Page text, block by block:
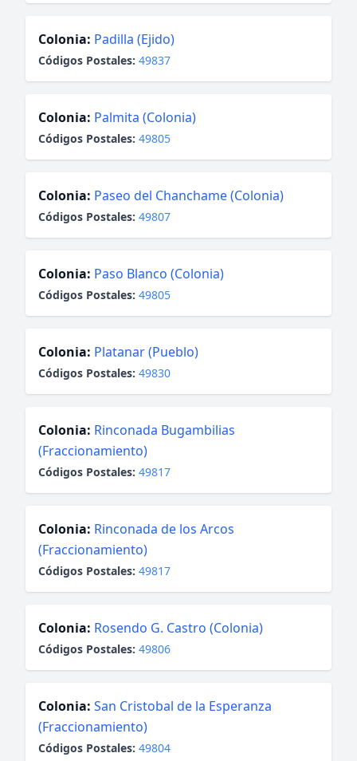
Colonia: Padilla (Ejido)
Códigos Postales: 49837
Colonia: Palmita (Colonia)
Códigos Postales: 49805
Colonia: Paseo del Chanchame (Colonia)
Códigos Postales: 49807
Colonia: Paso Blanco (Colonia)
Códigos Postales: 49805
Colonia: Platanar (Pueblo)
Códigos Postales: 49830
Colonia: Rinconada Bugambilias
(Fraccionamiento)
Códigos Postales: 49817
Colonia: Rinconada de los Arcos
(Fraccionamiento)
Códigos Postales: 49817
Colonia: Rosendo G. Castro (Colonia)
Códigos Postales: 49806
Colonia: San Cristobal de la Esperanza
(Fraccionamiento)
Códigos Postales: 49804